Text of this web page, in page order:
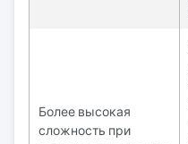
Более высокая
сложность при